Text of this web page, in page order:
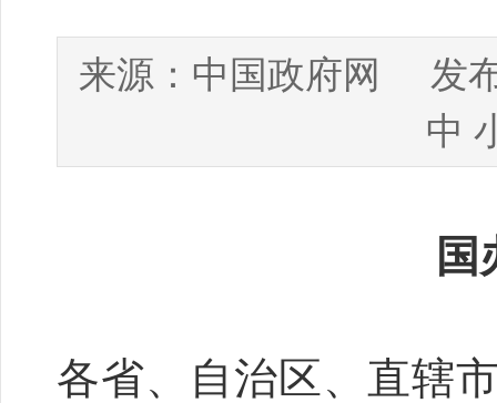
来源： 中国政府网
发
中
国
各省、自治区、直辖